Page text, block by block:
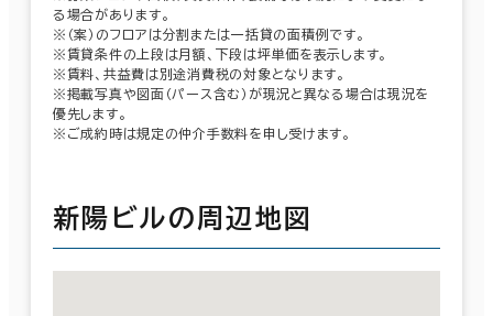
る場合があります。
※（案）のフロアは分割または一括貸の面積例です。
※賃貸条件の上段は月額、下段は坪単価を表示します。
※賃料、共益費は別途消費税の対象となります。
※掲載写真や図面（パース含む）が現況と異なる場合は現況を
優先します。
※ご成約時は規定の仲介手数料を申し受けます。
新陽ビルの周辺地図